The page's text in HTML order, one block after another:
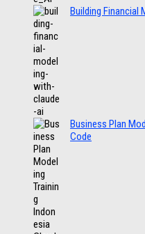
Building Financial
Business Plan
Code